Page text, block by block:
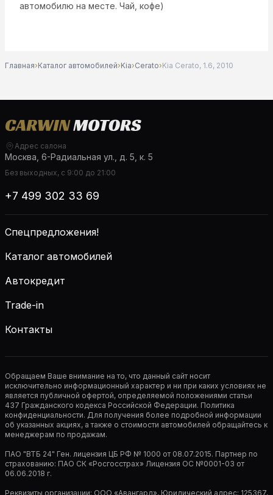
автомобилю на месте. Чай, кофе)
Главная›Каталог автомобилей›Kia›Cerato›Kia Cerato, 1.6, 2010
Адрес салона
Москва, 6-Радиальная ул., д. 5, к. 5
Без выходных, с 9:00 до 21:00
+7 499 302 33 69
Спецпредложения!
Каталог автомобилей
Автокредит
Trade-in
Контакты
Обращаем Ваше внимание на то, что данный сайт носит
исключительно информационный характер и ни при каких условиях не
является публичной офертой, определяемой положениями статьи
437 Гражданского кодекса Российской Федерации. Политика
конфиденциальности. Для получения более подробной информации
об указанных акциях, а также о стоимости автомобилей обращайтесь к
менеджерам по продажам.
ПАО "ВТБ 24" Ген. лицензия ЦБ РФ № 1000 от 08.07.2015. Партнер по
страхованию: ПАО СК «Росгосстрах» Лицензия ОС №0001-03 от
06.06.2018 г.
Реквизиты организации: ООО «Авангард», Юридический адрес: 125367,